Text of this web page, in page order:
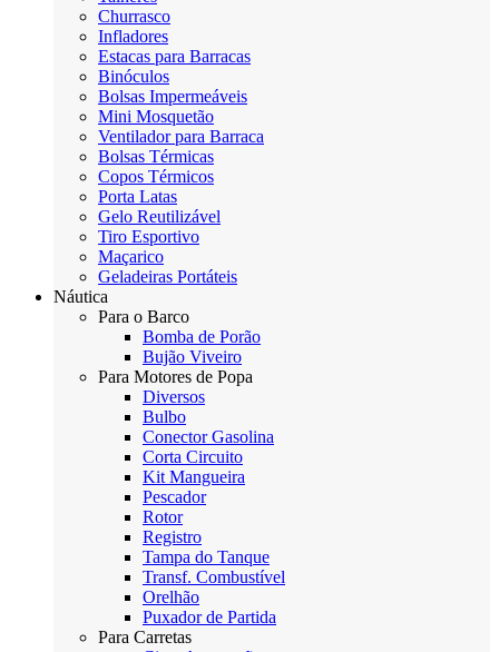
Churrasco
Infladores
Estacas para Barracas
Binóculos
Bolsas Impermeáveis
Mini Mosquetão
Ventilador para Barraca
Bolsas Térmicas
Copos Térmicos
Porta Latas
Gelo Reutilizável
Tiro Esportivo
Maçarico
Geladeiras Portáteis
Náutica
Para o Barco
Bomba de Porão
Bujão Viveiro
Para Motores de Popa
Diversos
Bulbo
Conector Gasolina
Corta Circuito
Kit Mangueira
Pescador
Rotor
Registro
Tampa do Tanque
Transf. Combustível
Orelhão
Puxador de Partida
Para Carretas